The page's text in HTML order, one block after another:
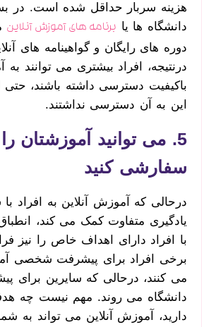
هزینه سربار حداقل شده است. در
دانشگاه ­ها یا برنامه ­های آموزش آنلاین
دوره ­های رایگان و گواهینامه­ های
درنتیجه، افراد بیشتری می­ توانند
باکیفیت دسترسی داشته باشند، حتی
این به آن دسترسی نداشتند.
5. می­ توانید آموزشتان را
سفارشی کنید
درحالی که آموزش آنلاین به افراد
یادگیری متفاوت کمک می­ کند،
با افراد دارای اهداف خاص را نیز
برخی افراد برای پیشرفت شخصی
می ­کنند، درحالی که سایرین برای
دانشگاه می روند. مهم نیست چه
دارید، آموزش آنلاین می­ تواند به